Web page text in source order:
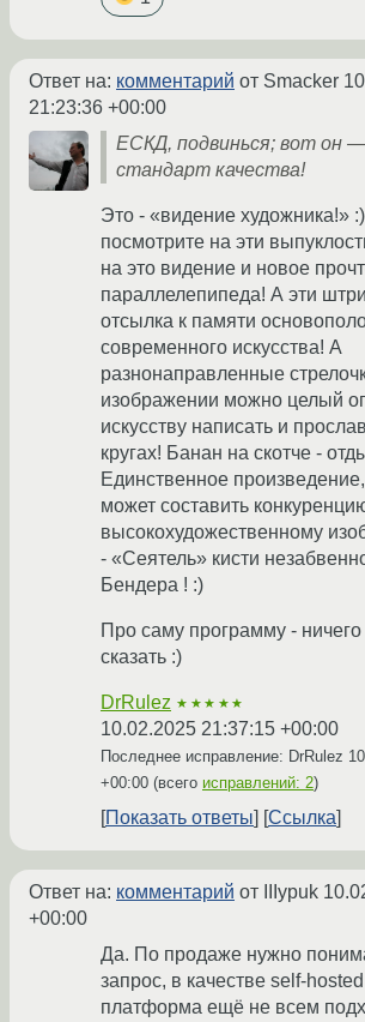
Ответ на: комментарий от Smacker
21:23:36 +00:00
ЕСКД, подвинься; вот он
стандарт качества!
Это - «видение художника!»
посмотрите на эти
на это видение и новое
параллелепипеда! А эти
отсылка к памяти
современного искусства! А
разнонаправленные
изображении можно целый
искусству написать и
кругах! Банан на скотче -
Единственное
может составить
высокохудожественному
- «Сеятель» кисти
Бендера ! :)
Про саму программу - ничего
сказать :)
DrRulez ★★★★★
10.02.2025 21:37:15 +00:00
Последнее исправление: DrRulez
+00:00 (всего исправлений: 2)
Показать ответы Ссылка
Ответ на: комментарий от IIIypuk
+00:00
Да. По продаже нужно
запрос, в качестве self-hosted
платформа ещё не всем